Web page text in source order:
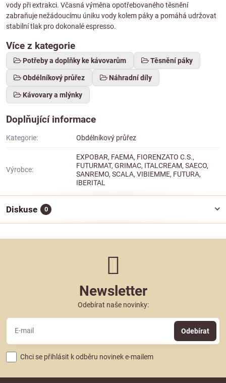
vody při extrakci. Včasná výměna opotřebovaného těsnění
zabraňuje nežádoucímu úniku vody kolem páky a pomáhá udržovat
stabilní tlak pro dokonalé espresso.
Více z kategorie
Potřeby a doplňky ke kávovarům Těsnění páky
Obdélníkový průřez Náhradní díly
Kávovary a mlýnky
Doplňující informace
Kategorie: Obdélníkový průřez
Výrobce:
EXPOBAR, FAEMA, FIORENZATO C.S.,
FUTURMAT, GRIMAC, ITALCREAM, SAECO,
SANREMO, SCALA, VIBIEMME, FUTURA,
IBERITAL
Diskuse 0
Newsletter
Odebírat naše novinky:
Odebírat
Chci se přihlásit k odběru novinek e-mailem